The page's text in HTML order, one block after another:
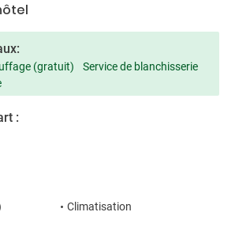
(gratuit)
Service de blanchisserie
:
Climatisation